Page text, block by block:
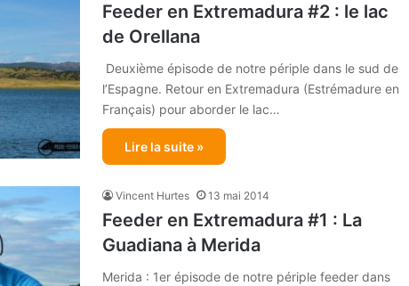
Feeder en Extremadura #2 : le lac
de Orellana
Deuxième épisode de notre périple dans le sud de
l’Espagne. Retour en Extremadura (Estrémadure en
Français) pour aborder le lac…
Lire la suite »
Vincent Hurtes 13 mai 2014
Feeder en Extremadura #1 : La
Guadiana à Merida
Merida : 1er épisode de notre périple feeder dans